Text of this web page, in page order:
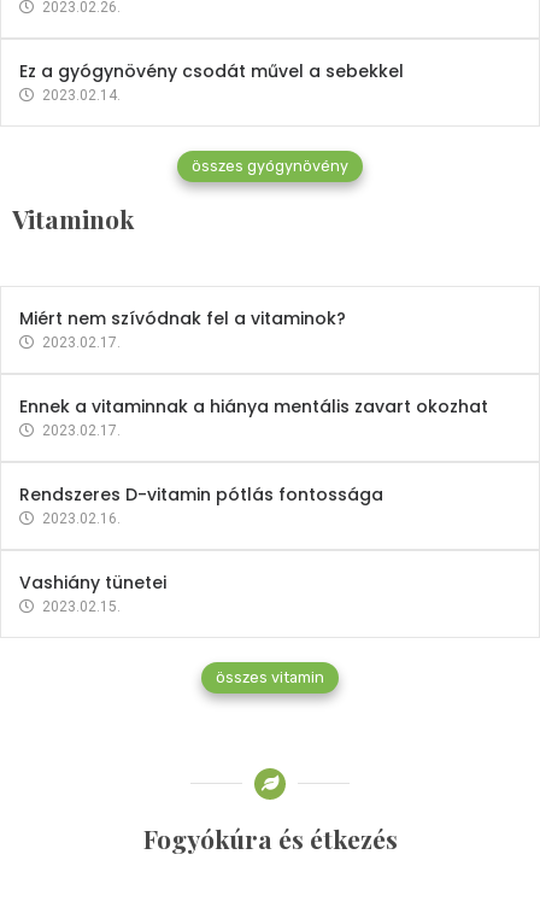
2023.02.26.
Ez a gyógynövény csodát művel a sebekkel
2023.02.14.
összes gyógynövény
Vitaminok
Vitaminok
Mindent a B-12 vitaminról
2023.02.27.
Miért nem szívódnak fel a vitaminok?
2023.02.17.
Ennek a vitaminnak a hiánya mentális zavart okozhat
2023.02.17.
Rendszeres D-vitamin pótlás fontossága
2023.02.16.
Vashiány tünetei
2023.02.15.
összes vitamin
Fogyókúra és étkezés